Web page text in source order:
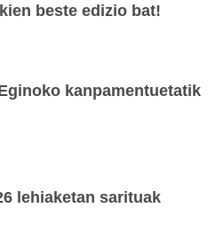
beste edizio bat!
kanpamentuetatik
lehiaketan sarituak